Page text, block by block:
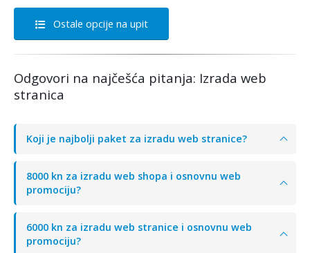
Ostale opcije na upit
Odgovori na najčešća pitanja: Izrada web
stranica
Koji je najbolji paket za izradu web stranice?
8000 kn za izradu web shopa i osnovnu web
promociju?
6000 kn za izradu web stranice i osnovnu web
promociju?